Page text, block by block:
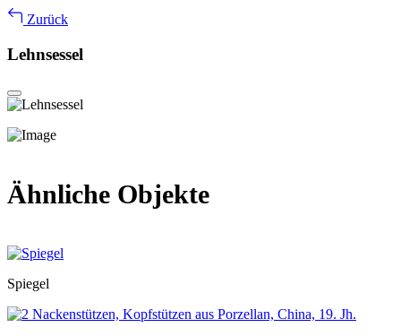
Zurück
Lehnsessel
Ähnliche Objekte
Spiegel